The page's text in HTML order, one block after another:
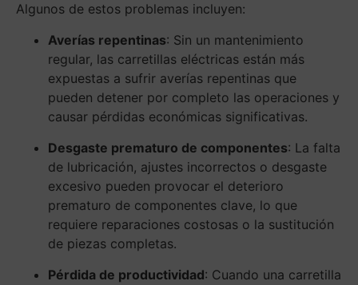
Algunos de estos problemas incluyen:
Averías repentinas: Sin un mantenimiento
regular, las carretillas eléctricas están más
expuestas a sufrir averías repentinas que
pueden detener por completo las operaciones y
causar pérdidas económicas significativas.
Desgaste prematuro de componentes: La falta
de lubricación, ajustes incorrectos o desgaste
excesivo pueden provocar el deterioro
prematuro de componentes clave, lo que
requiere reparaciones costosas o la sustitución
de piezas completas.
Pérdida de productividad: Cuando una carretilla